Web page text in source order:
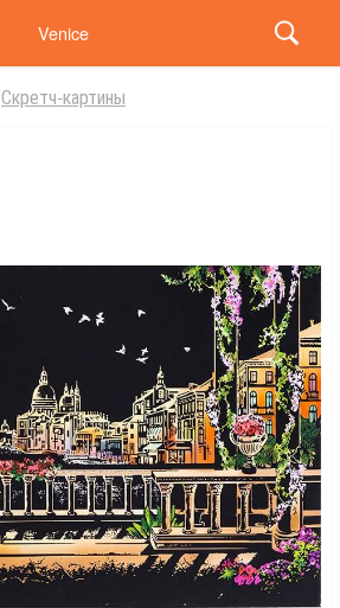
Venice
Скретч-картины